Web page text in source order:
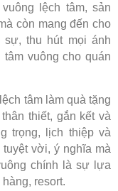
lệch tâm, sản
còn mang đến cho
sự, thu hút mọi ánh
vuông cho quán
tâm làm quà tặng
thiết, gắn kết và
trọng, lịch thiệp và
vời, ý nghĩa mà
chính là sự lựa
resort.